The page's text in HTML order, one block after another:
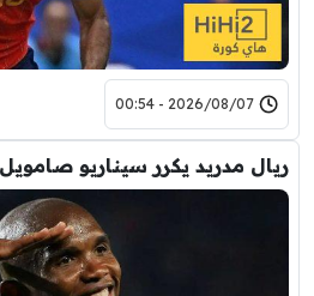
2026/08/07 - 00:54
ريال مدريد يكرر سيناريو صامويل